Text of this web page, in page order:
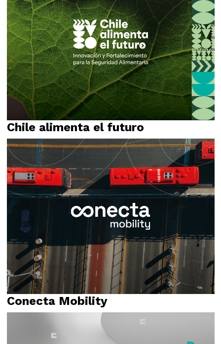
Identidad visual
Logotipo
Naming
Propósito
Relato
Chile alimenta el futuro
Identidad visual
Logotipo
Conecta Mobility